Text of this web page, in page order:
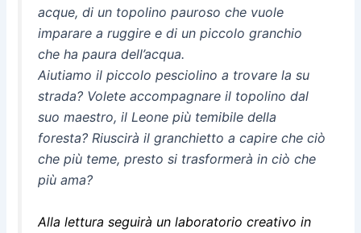
acque, di un topolino pauroso che vuole
imparare a ruggire e di un piccolo granchio
che ha paura dell’acqua.
Aiutiamo il piccolo pesciolino a trovare la su
strada? Volete accompagnare il topolino dal
suo maestro, il Leone più temibile della
foresta? Riuscirà il granchietto a capire che ciò
che più teme, presto si trasformerà in ciò che
più ama?
Alla lettura seguirà un laboratorio creativo in